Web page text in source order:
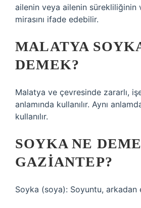
ailenin veya ailenin sürekliliğinin
mirasını ifade edebilir.
MALATYA
DEMEK?
Malatya ve çevresinde zararlı,
anlamında kullanılır. Aynı
kullanılır.
SOYKA NE
GAZIANTEP?
Soyka (soya): Soyuntu, arkadan